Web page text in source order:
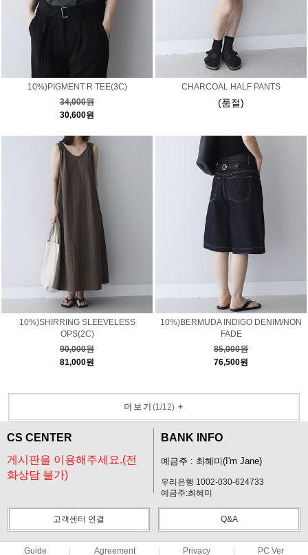
10%)PIGMENT R TEE(3C)
34,000원
30,600원
CHARCOAL HALF PANTS
(품절)
10%)SHIRRING SLEEVELESS
OPS(2C)
90,000원
81,000원
10%)BERMUDA INDIGO DENIM/NON
FADE
85,000원
76,500원
더보기 (1 /12) +
CS CENTER
게시판을 이용해주세요.(전
화상담 불가)
BANK INFO
예금주 : 최혜미(I'm Jane)
우리은행 1002-030-624733
예금주:최혜미
고객센터 연결 Q&A
Guide Agreement Privacy PC Ver